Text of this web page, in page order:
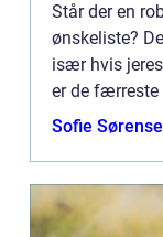
Står der en
ønskeliste?
især hvis
er de færreste
eller
Sofie